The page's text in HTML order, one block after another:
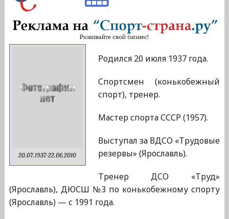
20.07.1937-22.06.2010
Родился 20 июля 1937 года.
Спортсмен (конькобежный
спорт), тренер.
Мастер спорта СССР (1957).
Выступал за ВДСО «Трудовые
резервы» (Ярославль).
Тренер ДСО «Труд»
(Ярославль), ДЮСШ №3 по конькобежному спорту
(Ярославль) — с 1991 года.